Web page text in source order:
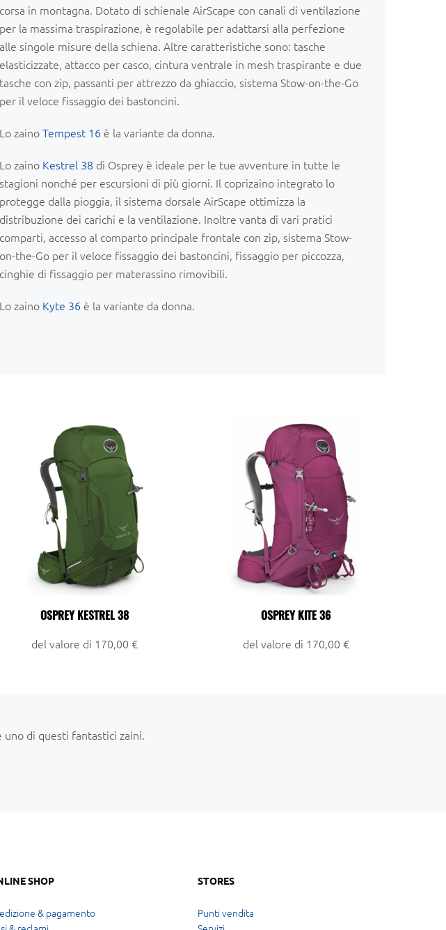
corsa in montagna. Dotato di schienale AirScape con canali di ventilazione
per la massima traspirazione, è regolabile per adattarsi alla perfezione
alle singole misure della schiena. Altre caratteristiche sono: tasche
elasticizzate, attacco per casco, cintura ventrale in mesh traspirante e due
tasche con zip, passanti per attrezzo da ghiaccio, sistema Stow-on-the-Go
per il veloce fissaggio dei bastoncini.
Lo zainoTempest 16 è la variante da donna.
Lo zaino Kestrel 38 di Osprey è ideale per le tue avventure in tutte le
stagioni nonché per escursioni di più giorni. Il coprizaino integrato lo
protegge dalla pioggia, il sistema dorsale AirScape ottimizza la
distribuzione dei carichi e la ventilazione. Inoltre vanta di vari pratici
comparti, accesso al comparto principale frontale con zip, sistema Stow-
on-the-Go per il veloce fissaggio dei bastoncini, fissaggio per piccozza,
cinghie di fissaggio per materassino rimovibili.
Lo zaino Kyte 36 è la variante da donna.
OSPREY KESTREL 38
del valore di 170,00 €
OSPREY KITE 36
del valore di 170,00 €
di questi fantastici zaini.
SHOP
& pagamento
STORES
Punti vendita